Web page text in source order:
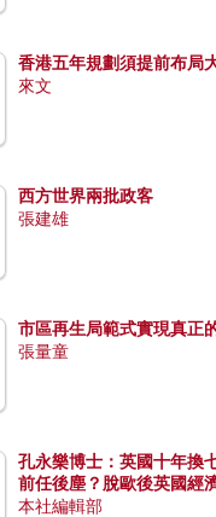
香港五年規劃須提前布局
來文
西方世界兩批政客
張建雄
市區再生局範式實現真正
張量童
孔永樂博士：英國十年換
前任後塵？脫歐後英國經
本社編輯部